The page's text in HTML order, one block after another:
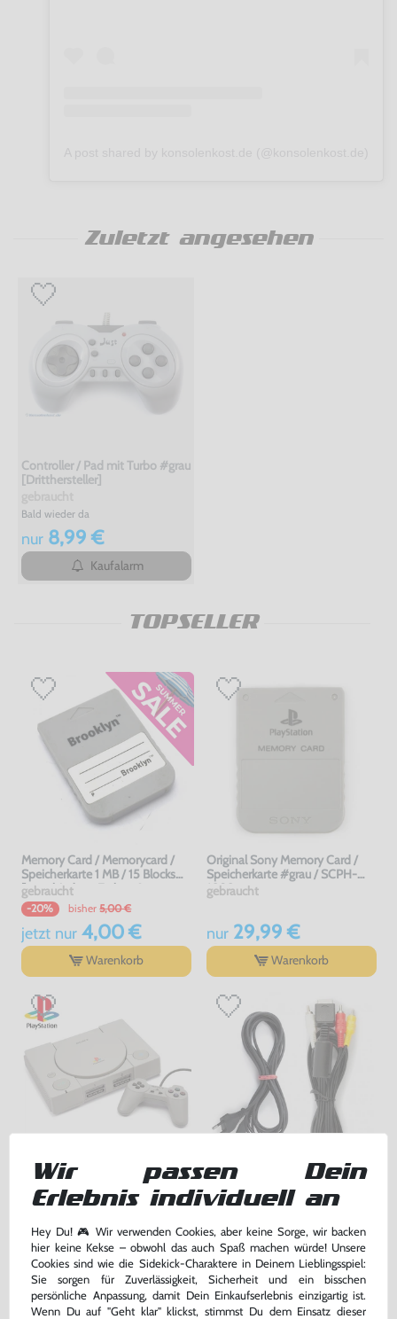
Zuletzt angesehen
Controller / Pad mit Turbo #grau
[Dritthersteller]
Bald wieder da
nur8,99 €
Kaufalarm
TOPSELLER
Memory Card / Memorycard /
Speicherkarte 1 MB / 15 Blocks
[verschiedene Farben &
Hersteller]
gebraucht
-20% bisher 5,00 €
jetzt nur4,00 €
Warenkorb
Original Sony Memory Card /
Speicherkarte #grau / SCPH-
1020
gebraucht
nur29,99 €
Warenkorb
Konsole + Original Controller +
Zubehör
sehr guter Zustand, gebraucht
nur139,99 €
Warenkorb
Zubehör Set: AV Cinchkabel &
Netzkabel
gebraucht
nur7,99 €
Warenkorb
Wir passen Dein
Erlebnis individuell an
Hey Du! 🎮 Wir verwenden Cookies, aber keine Sorge, wir backen
hier keine Kekse – obwohl das auch Spaß machen würde! Unsere
Cookies sind wie die Sidekick-Charaktere in Deinem Lieblingsspiel:
Sie sorgen für Zuverlässigkeit, Sicherheit und ein bisschen
persönliche Anpassung, damit Dein Einkaufserlebnis einzigartig ist.
Wenn Du auf "Geht klar" klickst, stimmst Du dem Einsatz dieser